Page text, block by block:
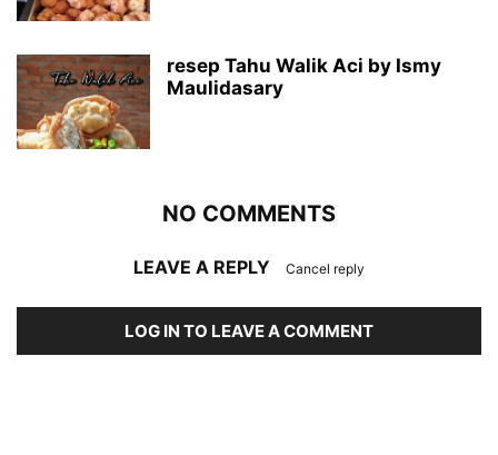
resep Tahu Walik Aci by Ismy
Maulidasary
NO COMMENTS
LEAVE A REPLY Cancel reply
LOG IN TO LEAVE A COMMENT